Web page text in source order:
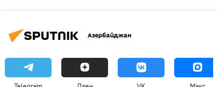
Азербайджан